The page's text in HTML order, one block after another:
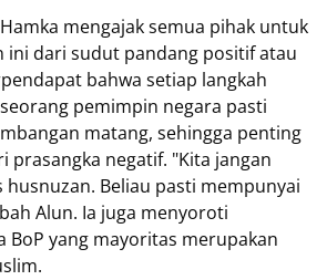
mengajak semua pihak untuk
ini dari sudut pandang positif atau
bahwa setiap langkah
pemimpin negara pasti
matang, sehingga penting
prasangka negatif. "Kita jangan
husnuzan. Beliau pasti mempunyai
Alun. Ia juga menyoroti
BoP yang mayoritas merupakan